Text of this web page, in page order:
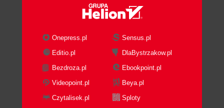
Onepress.pl
Sensus.pl
Editio.pl
DlaBystrzakow.pl
Bezdroza.pl
Ebookpoint.pl
Videopoint.pl
Beya.pl
Czytalisek.pl
Sploty